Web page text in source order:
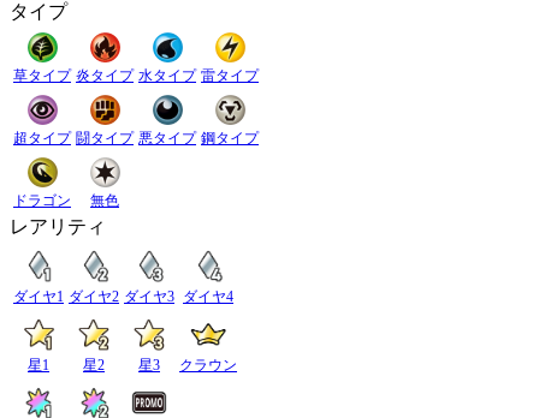
タイプ
草タイプ 炎タイプ 水タイプ 雷タイプ
超タイプ 闘タイプ 悪タイプ 鋼タイプ
ドラゴン 無色
レアリティ
ダイヤ1 ダイヤ2 ダイヤ3 ダイヤ4
星1 星2 星3 クラウン